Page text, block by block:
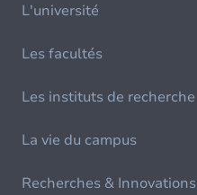
L'université
Les facultés
Les instituts de recherche
La vie du campus
Recherches & Innovations